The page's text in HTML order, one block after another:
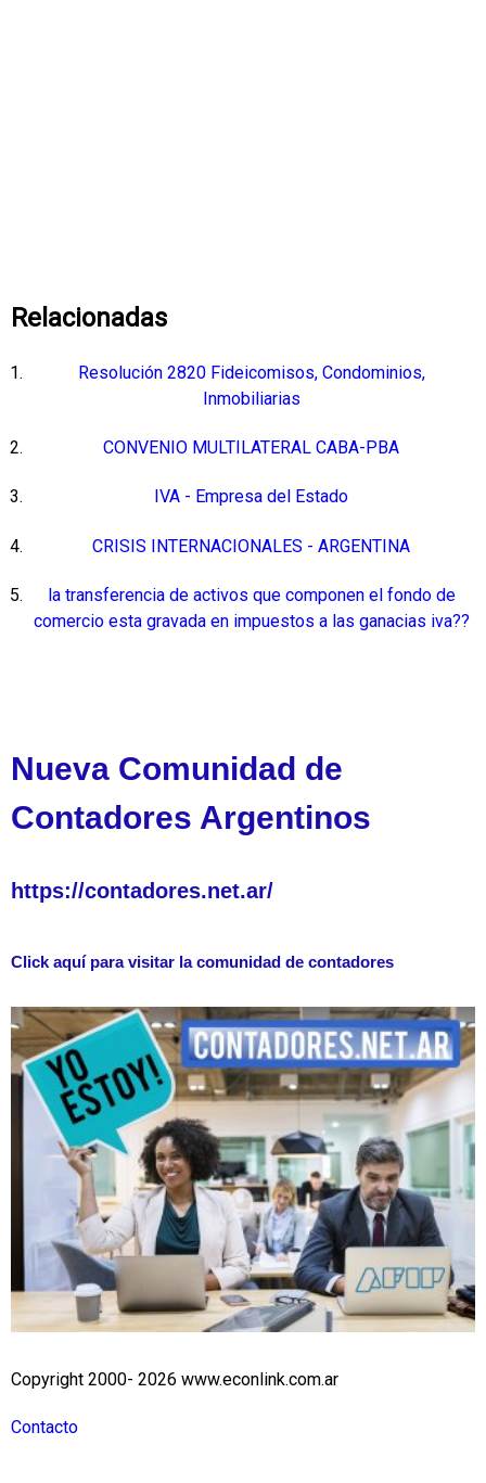
Relacionadas
Resolución 2820 Fideicomisos, Condominios,
Inmobiliarias
CONVENIO MULTILATERAL CABA-PBA
IVA - Empresa del Estado
CRISIS INTERNACIONALES - ARGENTINA
la transferencia de activos que componen el fondo de
comercio esta gravada en impuestos a las ganacias iva??
Nueva Comunidad de
Contadores Argentinos
https://contadores.net.ar/
Click aquí para visitar la comunidad de contadores
Copyright 2000- 2026 www.econlink.com.ar
Contacto